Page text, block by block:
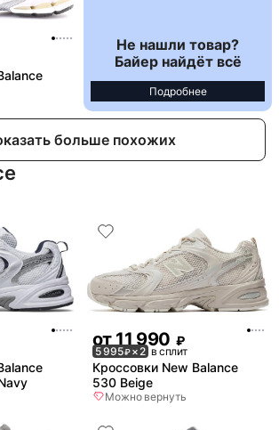
Не нашли товар?
Байер найдёт всё
Подробнее
больше похожих
от 11 990 ₽
5 995₽× 2 в сплит
Кроссовки New Balance
530 Beige
Можно вернуть